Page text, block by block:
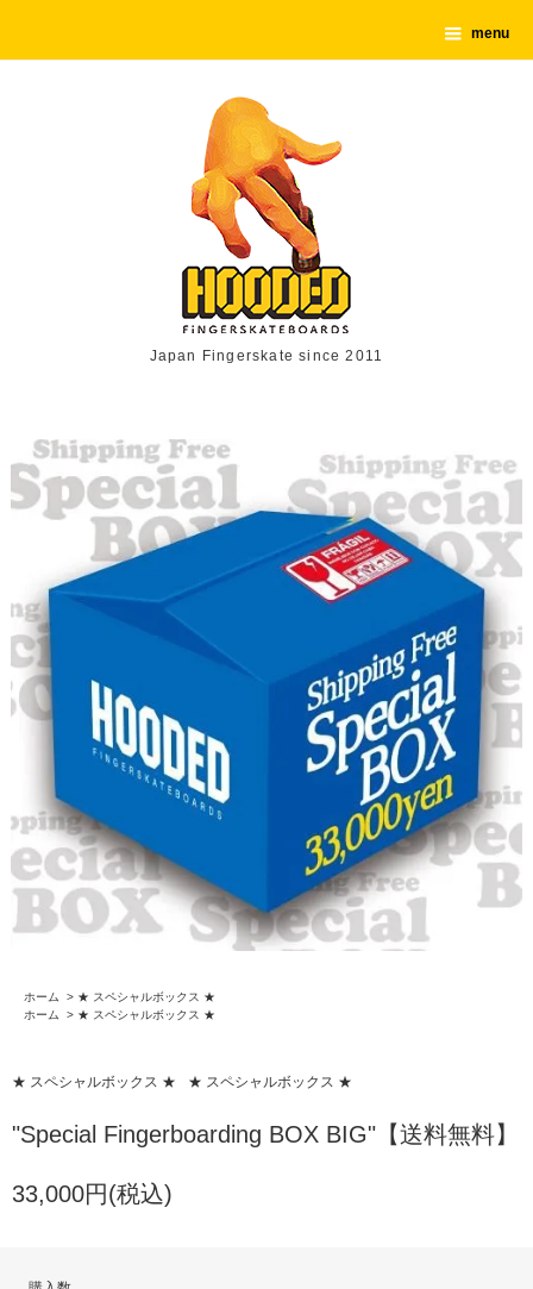
menu
Japan Fingerskate since 2011
ホーム > ★ スペシャルボックス ★
ホーム
> ★ スペシャルボックス ★
★ スペシャルボックス ★ ★ スペシャルボックス ★
"Special Fingerboarding BOX BIG"【送料無料】
33,000円(税込)